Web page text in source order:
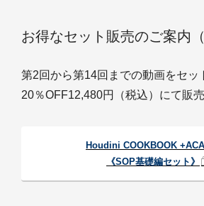
お得なセット販売のご案内
第2回から第14回までの動画をセッ
20％OFF12,480円（税込）にて販売
Houdini COOKBOOK
《SOP基礎編セット》